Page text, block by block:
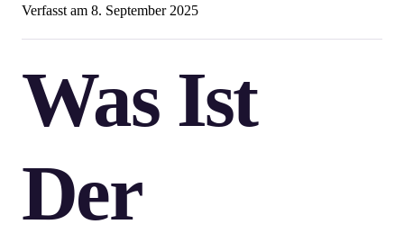
Verfasst am 8. September 2025
Was Ist
Der